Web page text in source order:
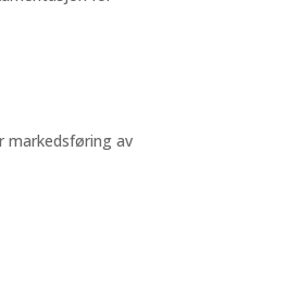
markedsføring av